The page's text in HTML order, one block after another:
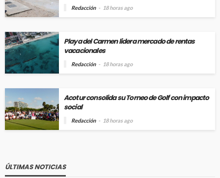
Redacción 18 horas ago
Playa del Carmen lidera mercado de rentas
vacacionales
Redacción 18 horas ago
Acotur consolida su Torneo de Golf con impacto
social
Redacción 18 horas ago
ÚLTIMAS NOTICIAS